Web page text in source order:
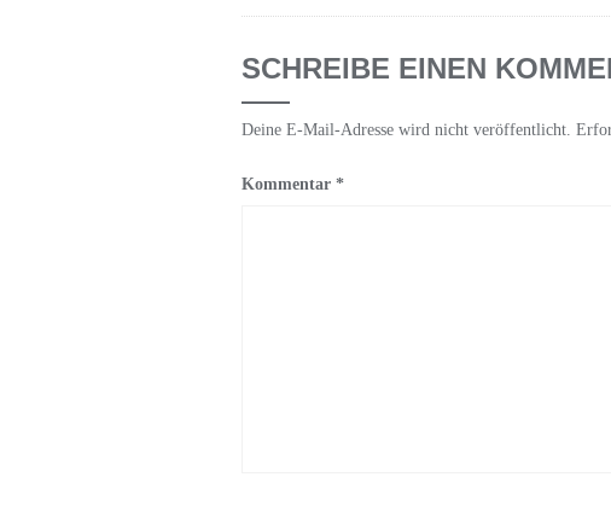
SCHREIBE EINEN
Deine E-Mail-Adresse wird nicht veröffentlicht.
Kommentar *